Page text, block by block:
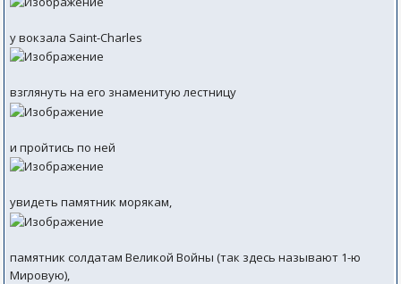
у вокзала Saint-Charles
взглянуть на его знаменитую лестницу
и пройтись по ней
увидеть памятник морякам,
памятник солдатам Великой Войны (так здесь называют 1-ю
Мировую),